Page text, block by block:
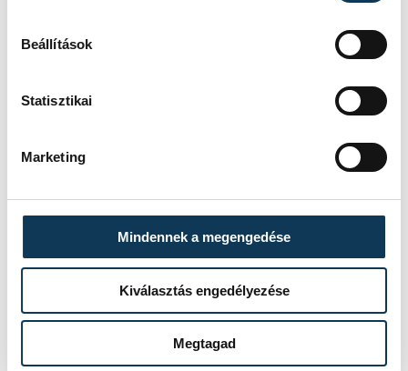
Beállítások
Statisztikai
Marketing
Mindennek a megengedése
Kiválasztás engedélyezése
Megtagad
Darcsi
István